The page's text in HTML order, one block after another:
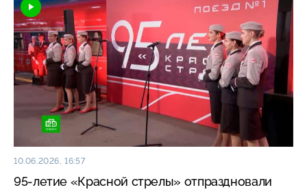
10.06.2026, 16:57
95-летие «Красной стрелы» отпраздновали